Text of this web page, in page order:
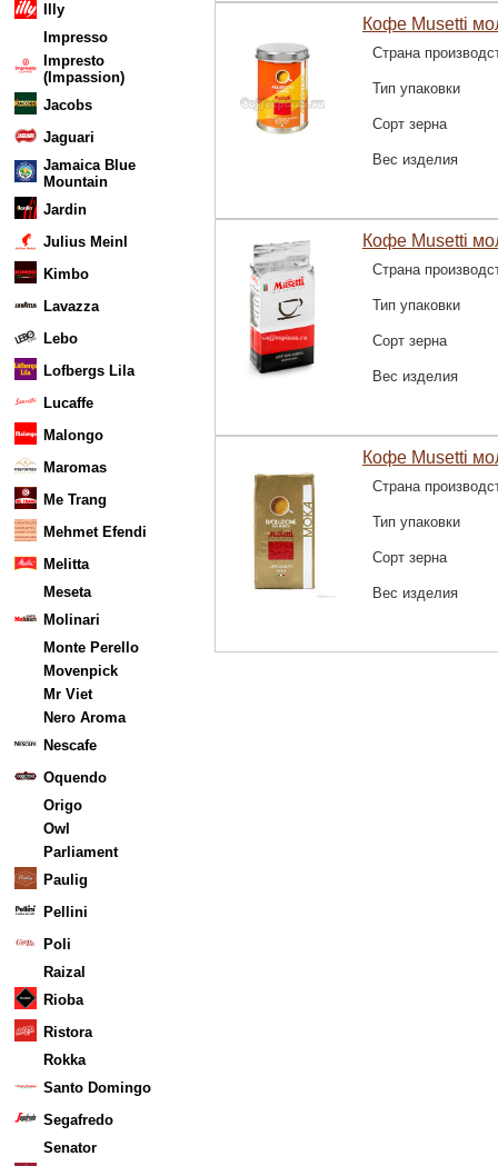
Illy
Impresso
Impresto
(Impassion)
Jacobs
Jaguari
Jamaica Blue
Mountain
Jardin
Julius Meinl
Kimbo
Lavazza
Lebo
Lofbergs Lila
Lucaffe
Malongo
Maromas
Me Trang
Mehmet Efendi
Melitta
Meseta
Molinari
Monte Perello
Movenpick
Mr Viet
Nero Aroma
Nescafe
Oquendo
Origo
Owl
Parliament
Paulig
Pellini
Poli
Raizal
Rioba
Ristora
Rokka
Santo Domingo
Segafredo
Senator
Кофе Musetti
Страна
Тип упаковки
Сорт зерна
Вес изделия
Кофе Musetti
Страна
Тип упаковки
Сорт зерна
Вес изделия
Кофе Musetti
Страна
Тип упаковки
Сорт зерна
Вес изделия